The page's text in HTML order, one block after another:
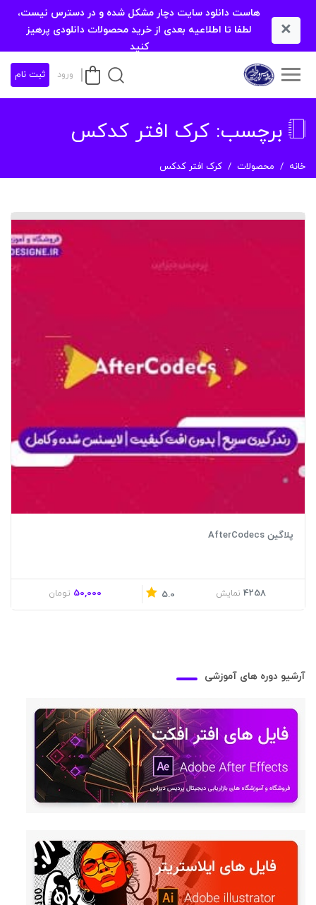
×
هاست دانلود سایت دچار مشکل شده و در دسترس نیست،
لطفا تا اطلاعیه بعدی از خرید محصولات دانلودی پرهیز
کنید
ورود ثبت نام
برچسب: کرک افتر کدکس
خانه محصولات کرک افتر کدکس
پلاگین AfterCodecs
4258 نمایش 5.0
50,000 تومان
آرشیو دوره های آموزشی